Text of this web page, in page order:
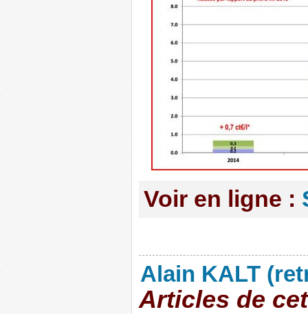
Voir en ligne :
Alain KALT
Articles de